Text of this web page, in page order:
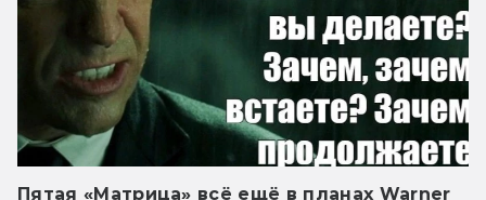
Пятая «Матрица» всё ещё в планах Warner